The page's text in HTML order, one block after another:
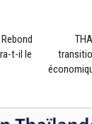
t-il le